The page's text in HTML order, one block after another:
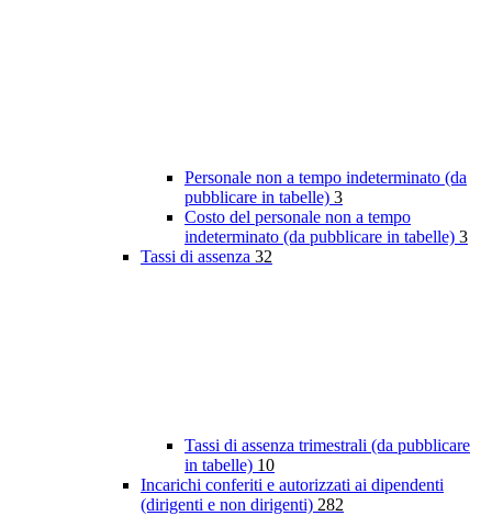
Personale non a tempo indeterminato (da
pubblicare in tabelle) 3
Costo del personale non a tempo
indeterminato (da pubblicare in tabelle) 3
Tassi di assenza 32
Tassi di assenza trimestrali (da pubblicare
in tabelle) 10
Incarichi conferiti e autorizzati ai dipendenti
(dirigenti e non dirigenti) 282